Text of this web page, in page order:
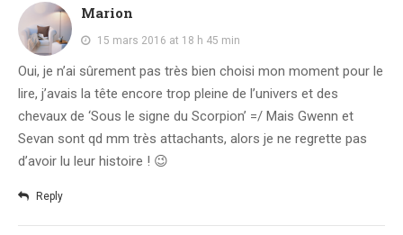
Marion
15 mars 2016 at 18 h 45 min
Oui, je n’ai sûrement pas très bien choisi mon moment pour le
lire, j’avais la tête encore trop pleine de l’univers et des
chevaux de ‘Sous le signe du Scorpion’ =/ Mais Gwenn et
Sevan sont qd mm très attachants, alors je ne regrette pas
d’avoir lu leur histoire ! 😉
Reply